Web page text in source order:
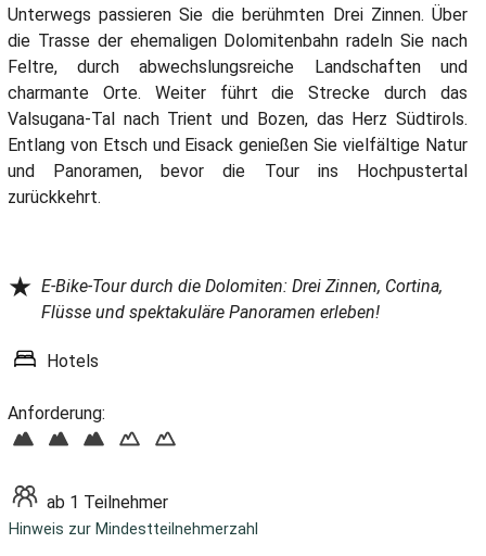
Unterwegs passieren Sie die berühmten Drei Zinnen. Über
die Trasse der ehemaligen Dolomitenbahn radeln Sie nach
Feltre, durch abwechslungsreiche Landschaften und
charmante Orte. Weiter führt die Strecke durch das
Valsugana-Tal nach Trient und Bozen, das Herz Südtirols.
Entlang von Etsch und Eisack genießen Sie vielfältige Natur
und Panoramen, bevor die Tour ins Hochpustertal
zurückkehrt.
★ E-Bike-Tour durch die Dolomiten: Drei Zinnen, Cortina,
Flüsse und spektakuläre Panoramen erleben!
Hotels
Anforderung:
ab 1 Teilnehmer
Hinweis zur Mindestteilnehmerzahl